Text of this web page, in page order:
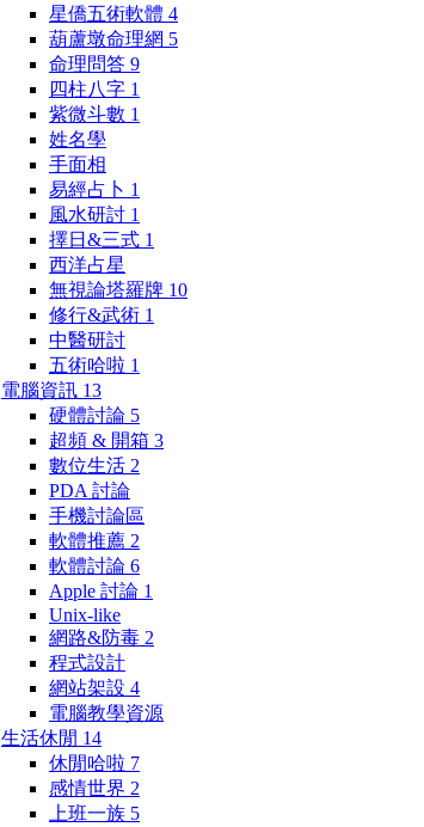
星僑五術軟體 4
葫蘆墩命理網 5
命理問答 9
四柱八字 1
紫微斗數 1
姓名學
手面相
易經占卜 1
風水研討 1
擇日&三式 1
西洋占星
無視論塔羅牌 10
修行&武術 1
中醫研討
五術哈啦 1
電腦資訊 13
硬體討論 5
超頻 & 開箱 3
數位生活 2
PDA 討論
手機討論區
軟體推薦 2
軟體討論 6
Apple 討論 1
Unix-like
網路&防毒 2
程式設計
網站架設 4
電腦教學資源
生活休閒 14
休閒哈啦 7
感情世界 2
上班一族 5